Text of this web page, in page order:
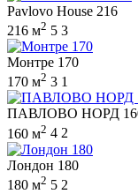
Pavlovo House 216
216 м2 5 3
Монтре 170
170 м2 3 1
ПАВЛОВО НОРД
160 м2 4 2
Лондон 180
180 м2 5 2